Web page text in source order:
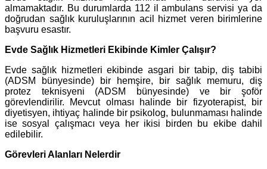
almamaktadır. Bu durumlarda 112 il ambulans servisi ya da
doğrudan sağlık kuruluşlarının acil hizmet veren birimlerine
başvuru esastır.
Evde Sağlık Hizmetleri Ekibinde Kimler Çalışır?
Evde sağlık hizmetleri ekibinde asgari bir tabip, diş tabibi
(ADSM bünyesinde) bir hemşire, bir sağlık memuru, diş
protez teknisyeni (ADSM bünyesinde) ve bir şoför
görevlendirilir. Mevcut olması halinde bir fizyoterapist, bir
diyetisyen, ihtiyaç halinde bir psikolog, bulunmaması halinde
ise sosyal çalışmacı veya her ikisi birden bu ekibe dahil
edilebilir.
Görevleri Alanları Nelerdir